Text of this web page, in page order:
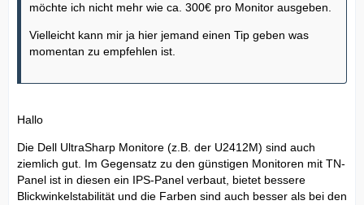
möchte ich nicht mehr wie ca. 300€ pro Monitor ausgeben.
Vielleicht kann mir ja hier jemand einen Tip geben was
momentan zu empfehlen ist.
Hallo
Die Dell UltraSharp Monitore (z.B. der U2412M) sind auch
ziemlich gut. Im Gegensatz zu den günstigen Monitoren mit TN-
Panel ist in diesen ein IPS-Panel verbaut, bietet bessere
Blickwinkelstabilität und die Farben sind auch besser als bei den